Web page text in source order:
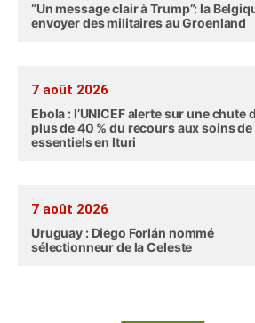
“Un message clair à Trump”: la
envoyer des militaires au Groenland
7 août 2026
Ebola : l’UNICEF alerte sur une chute
plus de 40 % du recours aux soins de
essentiels en Ituri
7 août 2026
Uruguay : Diego Forlán nommé
sélectionneur de la Celeste